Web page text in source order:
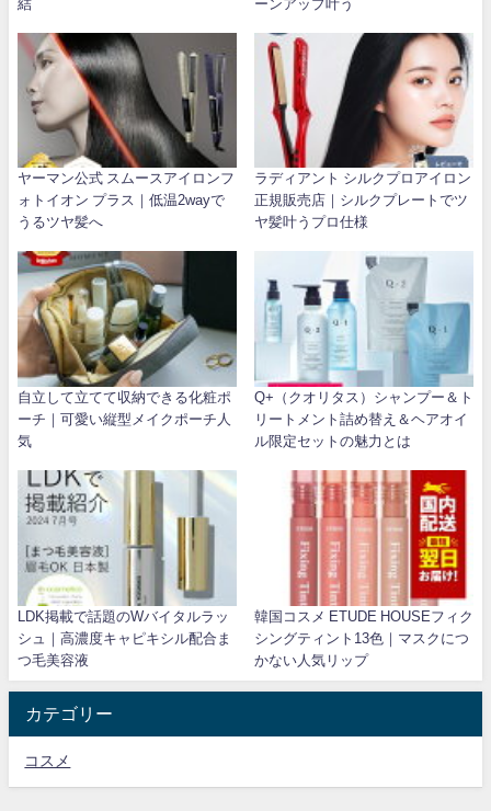
結
ーンアップ叶う
ヤーマン公式 スムースアイロンフ
ォトイオン プラス｜低温2wayで
うるツヤ髪へ
ラディアント シルクプロアイロン
正規販売店｜シルクプレートでツ
ヤ髪叶うプロ仕様
自立して立てて収納できる化粧ポ
ーチ｜可愛い縦型メイクポーチ人
気
Q+（クオリタス）シャンプー＆ト
リートメント詰め替え＆ヘアオイ
ル限定セットの魅力とは
LDK掲載で話題のWバイタルラッ
シュ｜高濃度キャピキシル配合ま
つ毛美容液
韓国コスメ ETUDE HOUSEフィク
シングティント13色｜マスクにつ
かない人気リップ
カテゴリー
コスメ